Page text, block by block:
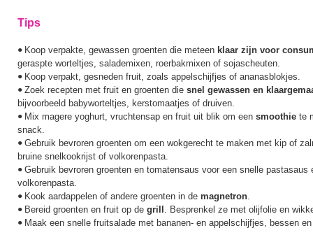
Tips
• Koop verpakte, gewassen groenten die meteen klaar zijn voor
geraspte worteltjes, salademixen, roerbakmixen of sojascheuten.
• Koop verpakt, gesneden fruit, zoals appelschijfjes of ananasblokjes.
• Zoek recepten met fruit en groenten die snel gewassen en
bijvoorbeeld babyworteltjes, kerstomaatjes of druiven.
• Mix magere yoghurt, vruchtensap en fruit uit blik om een smoothie te
snack.
• Gebruik bevroren groenten om een wokgerecht te maken met kip of
bruine snelkookrijst of volkorenpasta.
• Gebruik bevroren groenten en tomatensaus voor een snelle pastasaus
volkorenpasta.
• Kook aardappelen of andere groenten in de magnetron.
• Bereid groenten en fruit op de grill . Besprenkel ze met olijfolie en
• Maak een snelle fruitsalade met bananen- en appelschijfjes, bessen